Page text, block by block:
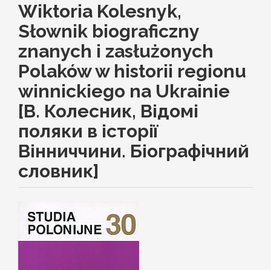
Wiktoria Kolesnyk,
Słownik biograficzny
znanych i zasłużonych
Polaków w historii regionu
winnickiego na Ukrainie
[В. Колесник, Відомі
поляки в історії
Вінниччини. Біографічний
словник]
Article
Sidebar